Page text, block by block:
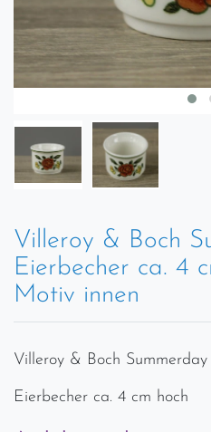
Villeroy & Boch
Eierbecher ca. 4
Motiv innen
Villeroy & Boch Summerday
Eierbecher ca. 4 cm hoch